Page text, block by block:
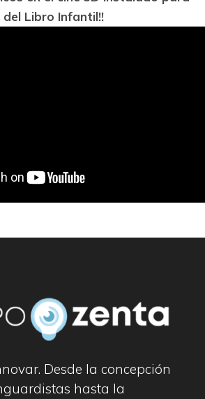
del Libro Infantil!!
Desde la concepción
hasta la